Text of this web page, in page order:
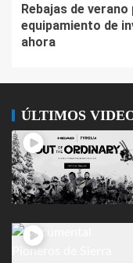
Rebajas de
equipamiento de
ahora
ÚLTIMOS